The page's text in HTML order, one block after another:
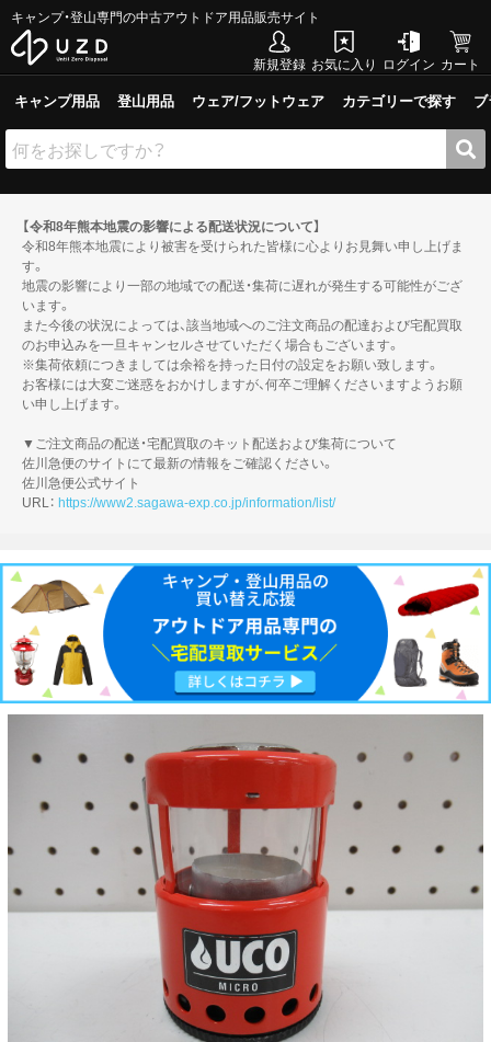
キャンプ・登山専門の中古アウトドア用品販売サイト
新規登録 お気に入り ログイン カート
キャンプ用品 登山用品 ウェア/フットウェア カテゴリーで探す
【令和8年熊本地震の影響による配送状況について】
令和8年熊本地震により被害を受けられた皆様に心よりお見舞い申し上げま
す。
地震の影響により一部の地域での配送・集荷に遅れが発生する可能性がござ
います。
また今後の状況によっては、該当地域へのご注文商品の配達および宅配買取
のお申込みを一旦キャンセルさせていただく場合もございます。
※集荷依頼につきましては余裕を持った日付の設定をお願い致します。
お客様には大変ご迷惑をおかけしますが、何卒ご理解くださいますようお願
い申し上げます。
▼ご注文商品の配送・宅配買取のキット配送および集荷について
佐川急便のサイトにて最新の情報をご確認ください。
佐川急便公式サイト
URL： https://www2.sagawa-exp.co.jp/information/list/